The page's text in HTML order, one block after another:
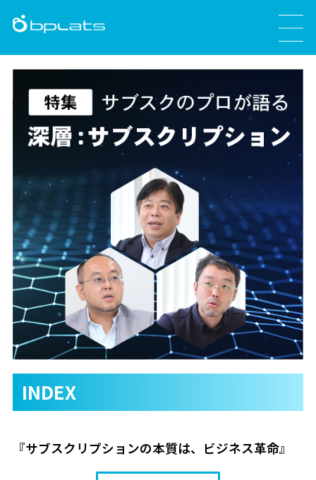
INDEX
『サブスクリプションの本質は、ビジネス革命』